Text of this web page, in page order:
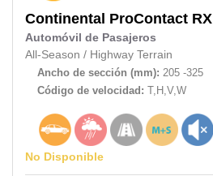
Continental ProContact RX
Automóvil de Pasajeros
All-Season / Highway Terrain
Ancho de sección (mm): 205 -325
Código de velocidad: T,H,V,W
No Disponible